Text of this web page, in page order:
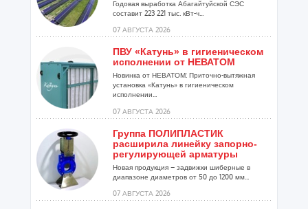
Годовая выработка Абагайтуйской СЭС
составит 223 221 тыс. кВт-ч...
07 АВГУСТА 2026
ПВУ «Катунь» в гигиеническом
исполнении от НЕВАТОМ
Новинка от НЕВАТОМ: Приточно-вытяжная
установка «Катунь» в гигиеническом
исполнении...
07 АВГУСТА 2026
Группа ПОЛИПЛАСТИК
расширила линейку запорно-
регулирующей арматуры
Новая продукция – задвижки шиберные в
диапазоне диаметров от 50 до 1200 мм...
07 АВГУСТА 2026